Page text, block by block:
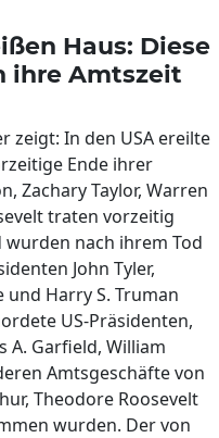
Haus: Diese
ihre Amtszeit
zeigt: In den USA ereilte
Ende ihrer
Zachary Taylor, Warren
traten vorzeitig
nach ihrem Tod
John Tyler,
und Harry S. Truman
US-Präsidenten,
A. Garfield, William
Amtsgeschäfte von
Theodore Roosevelt
wurden. Der von